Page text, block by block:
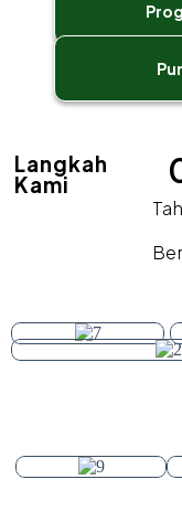
Langkah
Kami